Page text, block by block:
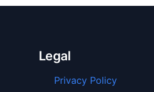
Legal
Privacy Policy